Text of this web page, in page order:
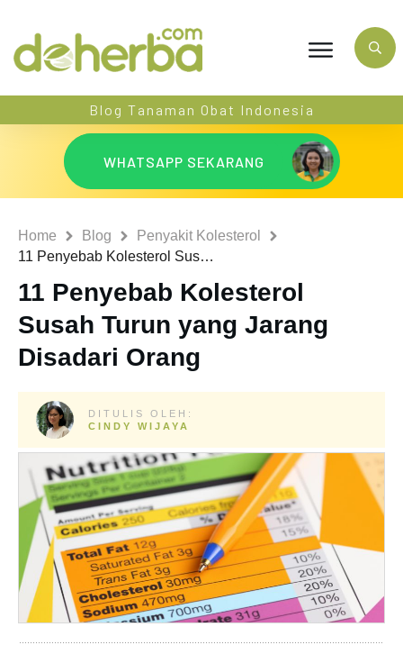
Blog Tanaman Obat Indonesia
WHATSAPP SEKARANG
Home Blog
Penyakit Kolesterol
11 Penyebab Kolesterol Susah Turun yang Jarang Disadari Orang
11 Penyebab Kolesterol
Susah Turun yang Jarang
Disadari Orang
DITULIS OLEH:
CINDY WIJAYA